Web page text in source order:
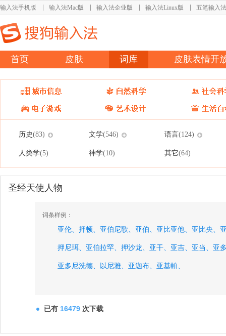
输入法手机版 输入法Mac版 输入法企业版 输入法Linux版 五笔输入法
首页 皮肤 词库 皮肤表情开
历史(83) 文学(546) 语言(124)
人类学(5) 神学(10) 其它(64)
圣经天使人物
词条样例：
亚伦、 押顿、 亚伯尼歌、 亚伯、 亚比亚他、 亚比央、
押尼珥、 亚伯拉罕、 押沙龙、 亚干、 亚吉、 亚当、 亚
亚多尼洗德、 以尼雅、 亚迦布、 亚基帕、
已有 16479 次下载